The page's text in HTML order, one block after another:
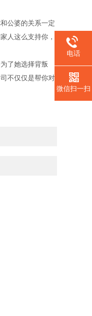
公婆的关系一定
人这么支持你，
了她选择背叛
不仅仅是帮你对
电话
微信扫一扫